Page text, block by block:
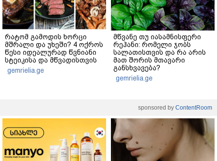
რატომ გამოდის ხორცი
მშრალი და უხეში? 4 ოქროს
წესი იდეალურად წვნიანი
სტეიკისა და მწვადისთვის
gemrielia.ge
მწვანე თუ იასამნისფერი
რეჰანი: რომელი ჯობს
სალათისთვის და რა არის
მათ შორის მთავარი
განსხვავება?
gemrielia.ge
sponsored by ContentRoom